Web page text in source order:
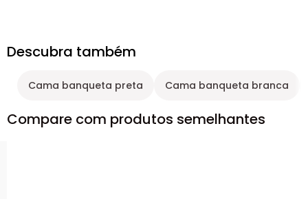
Descubra também
Cama banqueta preta Cama banqueta branca
Compare com produtos semelhantes